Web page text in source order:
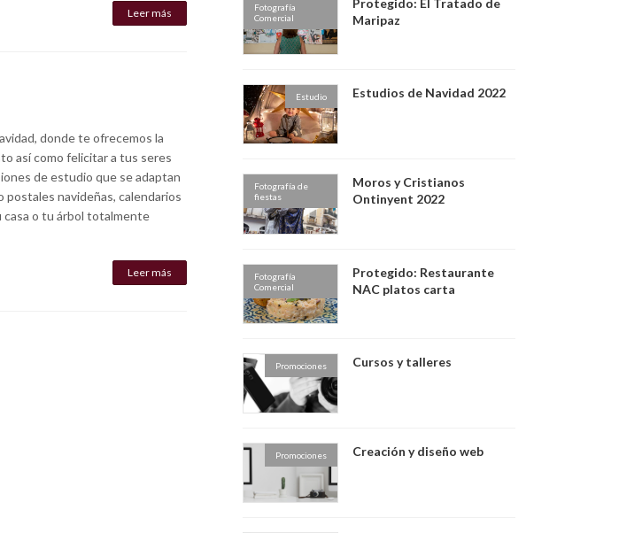
Leer más
donde te ofrecemos la
así como felicitar a tus seres
de estudio que se adaptan
navideñas, calendarios
o tu árbol totalmente
Leer más
Fotografía
Comercial
Maripaz
Estudio Estudios de Navidad 2022
Fotografía de
fiestas
Moros y Cristianos
Ontinyent 2022
Fotografía
Comercial
Protegido: Restaurante
NAC platos carta
Promociones Cursos y talleres
Promociones Creación y diseño web